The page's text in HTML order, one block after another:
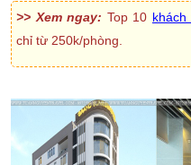
>> Xem ngay: Top 10
chỉ từ 250k/phòng.